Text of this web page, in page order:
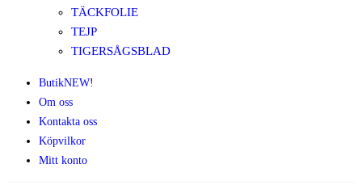
TÄCKFOLIE
TEJP
TIGERSÅGSBLAD
ButikNEW!
Om oss
Kontakta oss
Köpvilkor
Mitt konto